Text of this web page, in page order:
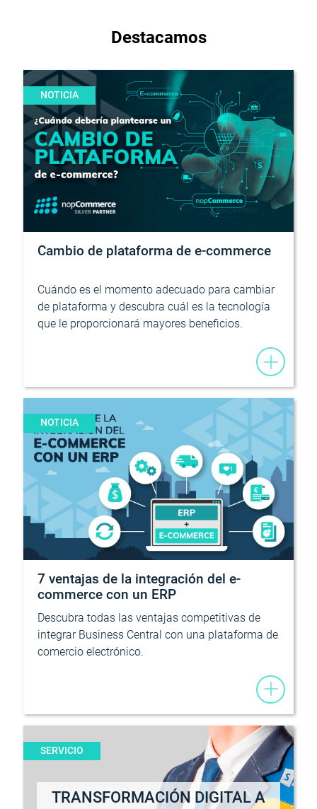
Destacamos
NOTICIA
Cambio de plataforma de e-commerce
Cuándo es el momento adecuado para cambiar
de plataforma y descubra cuál es la tecnología
que le proporcionará mayores beneficios.
NOTICIA
7 ventajas de la integración del e-
commerce con un ERP
Descubra todas las ventajas competitivas de
integrar Business Central con una plataforma de
comercio electrónico.
SERVICIO
TRANSFORMACIÓN DIGITAL A